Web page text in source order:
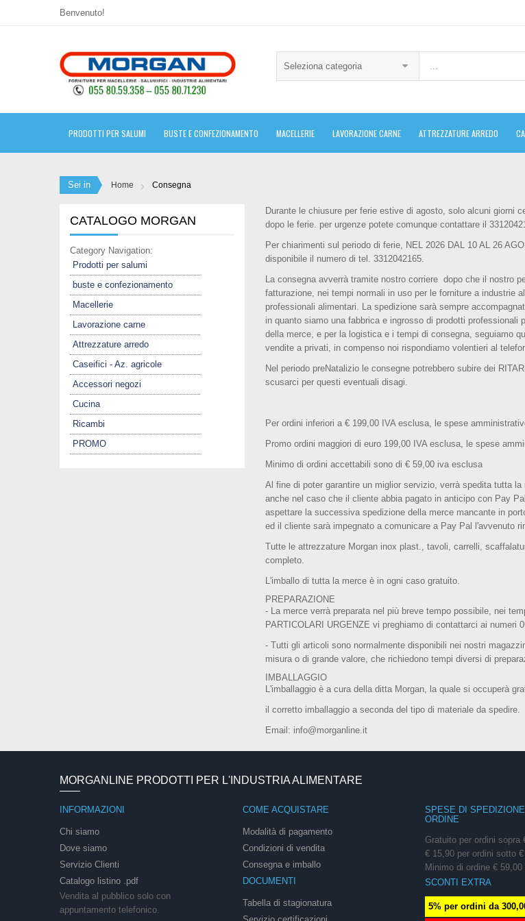
Benvenuto!
Seleziona categoria
PRODOTTI PER SALUMI BUSTE E CONFEZIONAMENTO MACELLERIE LAVORAZIONE CARNE ATTREZZATURE ARREDO
Sei in Home Consegna
CATALOGO MORGAN
Category Navigation:
Prodotti per salumi
buste e confezionamento
Macellerie
Lavorazione carne
Attrezzature arredo
Caseifici - Az. agricole
Accessori negozi
Cucina
Ricambi
PROMO
Durante le chiusure per ferie estive di agosto, solo alcuni giorni
dopo le ferie. per urgenze potete comunque contattare il
Per chiarimenti sul periodo di ferie, NEL 2026 DAL 10 AL 26
disponibile il numero di tel. 3312042165.
La consegna avverrà tramite nostro corriere dopo che il nostro
fatturazione, nei tempi normali in uso per le forniture a industrie
professionali alimentari. La spedizione sarà sempre
in quanto siamo una fabbrica e ingrosso di prodotti
della merce, e per la logistica e i tempi di consegna, seguiamo
vendite a privati, in compenso noi rispondiamo volentieri al
Nel periodo preNatalizio le consegne potrebbero subire dei
scusarci per questi eventuali disagi.
Per ordini inferiori a € 199,00 IVA esclusa,
le spese
Promo ordini maggiori di euro 199,00 IVA esclusa, le spese
Minimo di ordini accettabili sono di € 59,00 iva esclusa
Al fine di poter garantire un miglior servizio, verrà spedita tutta
anche nel caso che il cliente abbia pagato in anticipo con Pay
aspettare la successiva spedizione della merce mancante in
ed il cliente sarà impegnato a comunicare a Pay Pal l'avvenuto
Tutte le attrezzature Morgan inox plast., tavoli, carrelli,
completo.
L'imballo di tutta la merce è in ogni caso gratuito.
PREPARAZIONE
- La merce verrà preparata nel più breve tempo possibile, nei
PARTICOLARI URGENZE vi preghiamo di contattarci ai numeri
- Tutti gli articoli sono normalmente disponibili nei nostri
misura o di grande valore, che richiedono tempi diversi di
IMBALLAGGIO
L'imballaggio è a cura della ditta Morgan, la quale si occuperà
il corretto imballaggio a seconda del tipo di materiale da spedire.
Email: info@morganline.it
MORGANLINE PRODOTTI PER L'INDUSTRIA ALIMENTARE
INFORMAZIONI
Chi siamo
Dove siamo
Servizio Clienti
Catalogo listino .pdf
Vendita al pubblico solo con
appuntamento telefonico.
COME ACQUISTARE
Modalità di pagamento
Condizioni di vendita
Consegna e imballo
DOCUMENTI
Tabella di stagionatura
SPESE DI
ORDINE
Gratuito per ordini sopra
€ 15,90 per ordini sotto
Minimo di ordine € 59,00
SCONTI EXTRA
5% per ordini da